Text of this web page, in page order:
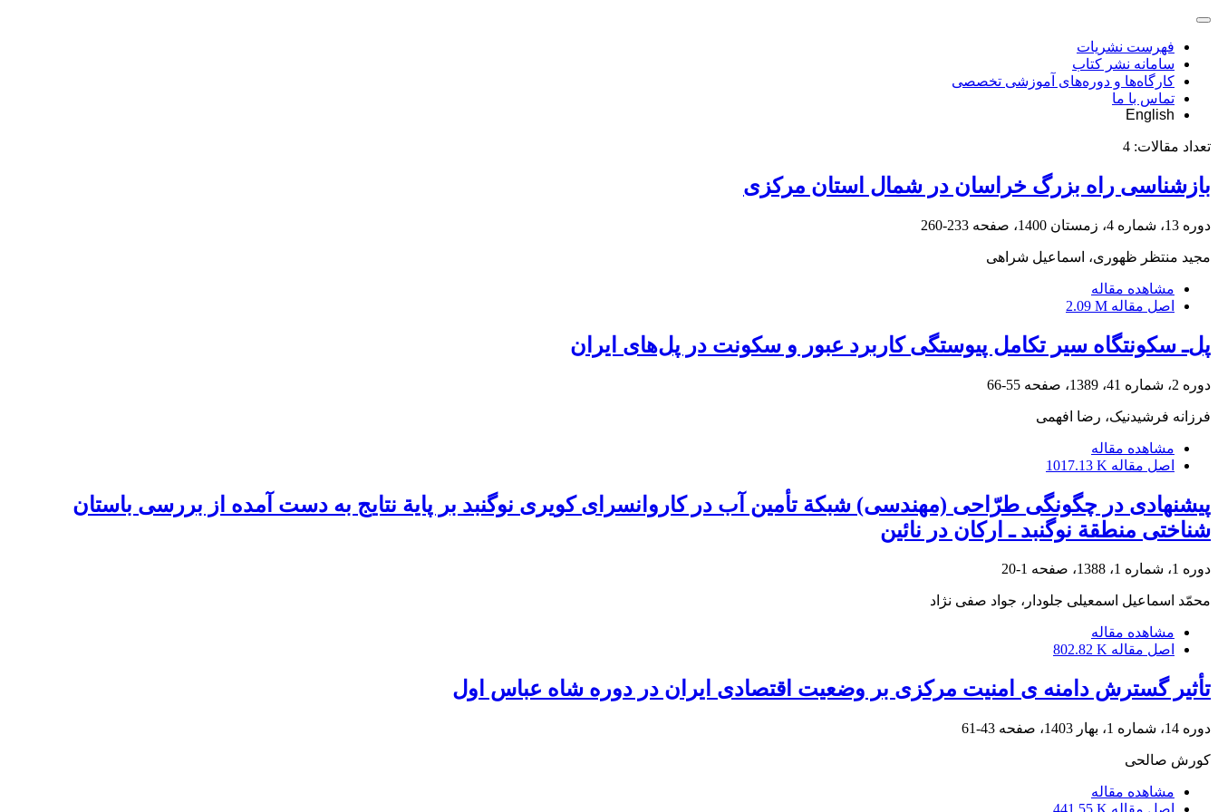
فهرست نشریات
سامانه نشر کتاب
کارگاه‌ها و دوره‌های آموزشی تخصصی
تماس با ما
English
تعداد مقالات: 4
بازشناسی راه بزرگ خراسان در شمال استان مرکزی
دوره 13، شماره 4، زمستان 1400، صفحه 233-260
مجید منتظر ظهوری، اسماعیل شراهی
مشاهده مقاله
اصل مقاله 2.09 M
پل‌ـ سکونتگاه سیر تکامل پیوستگی کاربرد عبور و سکونت در پل‌های ایران
دوره 2، شماره 41، 1389، صفحه 55-66
فرزانه فرشیدنیک، رضا افهمی
مشاهده مقاله
اصل مقاله 1017.13 K
پیشنهادی در چگونگی طرّاحی (مهندسی) شبکة تأمین آب در کاروانسرای کویری نوگنبد بر پایة نتایج به دست آمده از بررسی باستان
شناختی منطقة نوگنبد ـ ارکان در نائین
دوره 1، شماره 1، 1388، صفحه 1-20
محمّد اسماعیل اسمعیلی جلودار، جواد صفی نژاد
مشاهده مقاله
اصل مقاله 802.82 K
تأثیر گسترش دامنه ی امنیت مرکزی بر وضعیت اقتصادی ایران در دوره شاه عباس اول
دوره 14، شماره 1، بهار 1403، صفحه 43-61
کورش صالحی
مشاهده مقاله